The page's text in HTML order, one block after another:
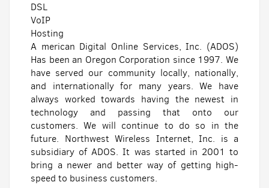
DSL
VoIP
Hosting
A merican Digital Online Services, Inc. (ADOS)
Has been an Oregon Corporation since 1997. We
have served our community locally, nationally,
and internationally for many years. We have
always worked towards having the newest in
technology and passing that onto our
customers. We will continue to do so in the
future. Northwest Wireless Internet, Inc. is a
subsidiary of ADOS. It was started in 2001 to
bring a newer and better way of getting high-
speed to business customers.